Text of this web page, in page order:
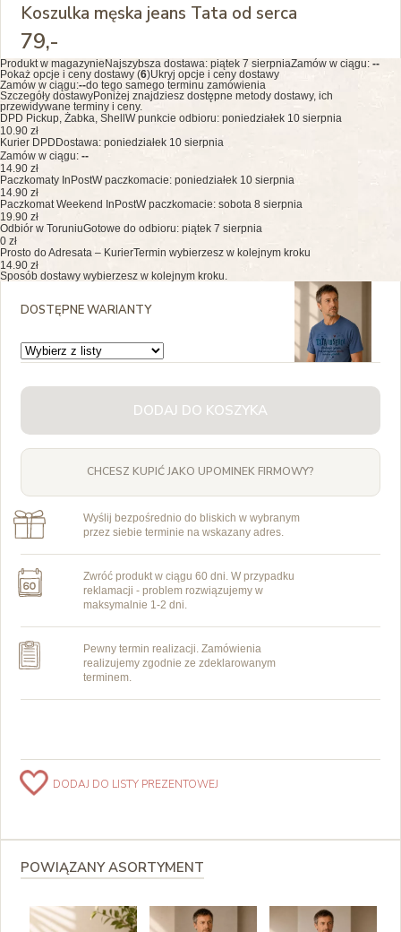
Koszulka męska jeans Tata od serca
79,-
Produkt w magazynie Najszybsza dostawa: piątek 7 sierpniaZamów w ciągu: --
Pokaż opcje i ceny dostawy (6)Ukryj opcje i ceny dostawy
Zamów w ciągu:--do tego samego terminu zamówienia
Szczegóły dostawyPoniżej znajdziesz dostępne metody dostawy, ich
przewidywane terminy i ceny.
DPD Pickup, Żabka, Shell W punkcie odbioru: poniedziałek 10 sierpnia
10.90 zł
Kurier DPD Dostawa: poniedziałek 10 sierpnia
Zamów w ciągu: --
14.90 zł
Paczkomaty InPostW paczkomacie: poniedziałek 10 sierpnia
14.90 zł
Paczkomat Weekend InPostW paczkomacie: sobota 8 sierpnia
19.90 zł
Odbiór w ToruniuGotowe do odbioru: piątek 7 sierpnia
0 zł
Prosto do Adresata – KurierTermin wybierzesz w kolejnym kroku
14.90 zł
Sposób dostawy wybierzesz w kolejnym kroku.
DOSTĘPNE WARIANTY
DODAJ DO KOSZYKA
CHCESZ KUPIĆ JAKO UPOMINEK FIRMOWY?
Wyślij bezpośrednio do bliskich w wybranym
przez siebie terminie na wskazany adres.
Zwróć produkt w ciągu 60 dni. W przypadku
reklamacji - problem rozwiązujemy w
maksymalnie 1-2 dni.
Pewny termin realizacji. Zamówienia
realizujemy zgodnie ze zdeklarowanym
terminem.
DODAJ DO LISTY PREZENTOWEJ
POWIĄZANY ASORTYMENT